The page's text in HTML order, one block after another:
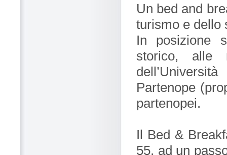
Un bed and
turismo e dello
In posizione
storico, alle
Partenope
partenopei.
Il Bed &
55, ad un